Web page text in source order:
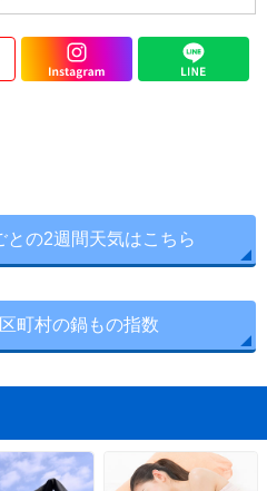
との2週間天気はこちら
町村の鍋もの指数